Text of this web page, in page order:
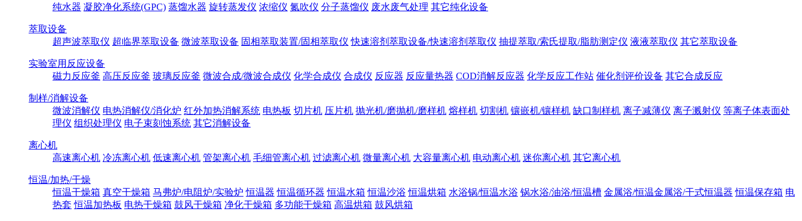
纯水器 凝胶净化系统(GPC) 蒸馏水器 旋转蒸发仪 浓缩仪 氮吹仪 分子蒸馏仪 废水废气处理 其它纯化设备
萃取设备
超声波萃取仪 超临界萃取设备 微波萃取设备 固相萃取装置/固相萃取仪 快速溶剂萃取设备/快速溶剂萃取仪 抽提萃取/索氏提取/脂肪测定仪 液液萃取仪 其它萃取设备
实验室用反应设备
磁力反应釜 高压反应釜 玻璃反应釜 微波合成/微波合成仪 化学合成仪 合成仪 反应器 反应量热器 COD消解反应器 化学反应工作站 催化剂评价设备 其它合成反应
制样/消解设备
微波消解仪 电热消解仪/消化炉 红外加热消解系统 电热板 切片机 压片机 抛光机/磨抛机/磨样机 熔样机 切割机 镶嵌机/镶样机 缺口制样机 离子减薄仪 离子溅射仪 等离子体表面处
理仪 组织处理仪 电子束刻蚀系统 其它消解设备
离心机
高速离心机 冷冻离心机 低速离心机 管架离心机 毛细管离心机 过滤离心机 微量离心机 大容量离心机 电动离心机 迷你离心机 其它离心机
恒温/加热/干燥
恒温干燥箱 真空干燥箱 马弗炉/电阻炉/实验炉 恒温器 恒温循环器 恒温水箱 恒温沙浴 恒温烘箱 水浴锅/恒温水浴 锅水浴/油浴/恒温槽 金属浴/恒温金属浴/干式恒温器 恒温保存箱 电
热套 恒温加热板 电热干燥箱 鼓风干燥箱 净化干燥箱 多功能干燥箱 高温烘箱 鼓风烘箱